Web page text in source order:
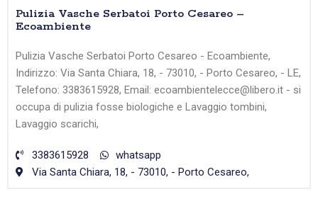
Pulizia Vasche Serbatoi Porto Cesareo –
Ecoambiente
Pulizia Vasche Serbatoi Porto Cesareo - Ecoambiente,
Indirizzo: Via Santa Chiara, 18, - 73010, - Porto Cesareo, - LE,
Telefono: 3383615928, Email: ecoambientelecce@libero.it - si
occupa di pulizia fosse biologiche e Lavaggio tombini,
Lavaggio scarichi,
3383615928
whatsapp
Via Santa Chiara, 18, - 73010, - Porto Cesareo,